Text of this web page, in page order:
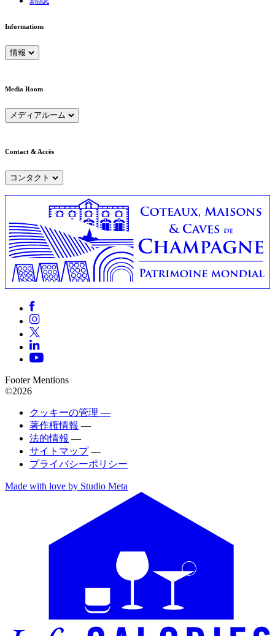
Informations
情報
Media Room
メディアルーム
Contact & Accès
コンタクト
Footer Mentions
©2026
クッキーの管理 —
著作権情報 —
法的情報 —
サイトマップ —
プライバシーポリシー
Made with love by Studio Meta